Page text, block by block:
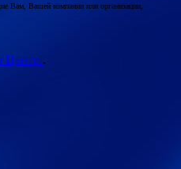
Вам, Вашей компании или организации,
Центр..